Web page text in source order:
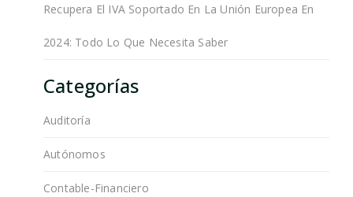
Recupera El IVA Soportado En La Unión Europea En
2024: Todo Lo Que Necesita Saber
Categorías
Auditoría
Autónomos
Contable-Financiero